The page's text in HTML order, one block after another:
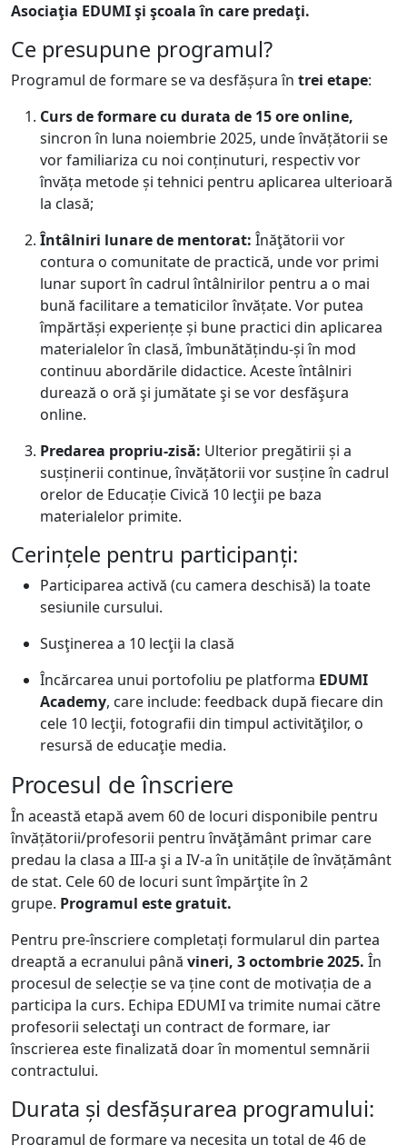
Asociaţia EDUMI şi şcoala în care predaţi.
Ce presupune programul?
Programul de formare se va desfășura în trei etape:
Curs de formare cu durata de 15 ore online,
sincron în luna noiembrie 2025, unde învățătorii se
vor familiariza cu noi conținuturi, respectiv vor
învăța metode și tehnici pentru aplicarea ulterioară
la clasă;
Întâlniri lunare de mentorat: Înăţătorii vor
contura o comunitate de practică, unde vor primi
lunar suport în cadrul întâlnirilor pentru a o mai
bună facilitare a tematicilor învățate. Vor putea
împărtăși experiențe și bune practici din aplicarea
materialelor în clasă, îmbunătățindu-și în mod
continuu abordările didactice. Aceste întâlniri
durează o oră şi jumătate şi se vor desfăşura
online.
Predarea propriu-zisă: Ulterior pregătirii și a
susținerii continue, învățătorii vor susține în cadrul
orelor de Educație Civică 10 lecţii pe baza
materialelor primite.
Cerințele pentru participanți:
Participarea activă (cu camera deschisă) la toate
sesiunile cursului.
Susţinerea a 10 lecţii la clasă
Încărcarea unui portofoliu pe platforma EDUMI
Academy, care include: feedback după fiecare din
cele 10 lecţii, fotografii din timpul activităţilor, o
resursă de educaţie media.
Procesul de înscriere
În această etapă avem 60 de locuri disponibile pentru
învățătorii/profesorii pentru învăţământ primar care
predau la clasa a III-a şi a IV-a în unitățile de învățământ
de stat. Cele 60 de locuri sunt împărţite în 2
grupe. Programul este gratuit.
Pentru pre-înscriere completați formularul din partea
dreaptă a ecranului până vineri, 3 octombrie 2025. În
procesul de selecție se va ține cont de motivația de a
participa la curs. Echipa EDUMI va trimite numai către
profesorii selectaţi un contract de formare, iar
înscrierea este finalizată doar în momentul semnării
contractului.
Durata și desfășurarea programului:
Programul de formare va necesita un total de 46 de